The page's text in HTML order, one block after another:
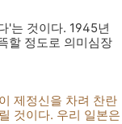
'는 것이다. 1945년
할 정도로 의미심장
제정신을 차려 찬란
것이다. 우리 일본은